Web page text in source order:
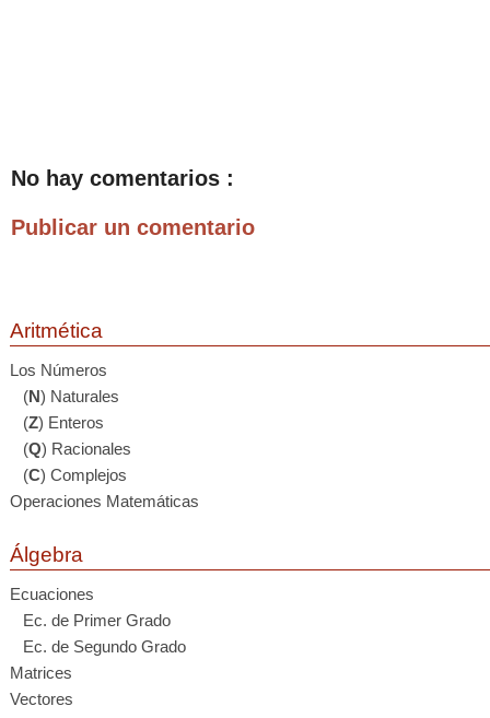
No hay comentarios :
Publicar un comentario
Aritmética
Los Números
(N) Naturales
(Z) Enteros
(Q) Racionales
(C) Complejos
Operaciones Matemáticas
Álgebra
Ecuaciones
Ec. de Primer Grado
Ec. de Segundo Grado
Matrices
Vectores